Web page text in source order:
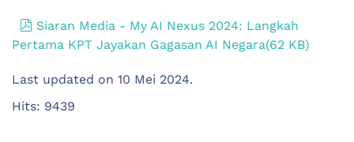
pdf
Siaran Media - My AI Nexus 2024: Langkah
Pertama KPT Jayakan Gagasan AI Negara(62 KB)
Last updated on 10 Mei 2024.
Hits: 9439